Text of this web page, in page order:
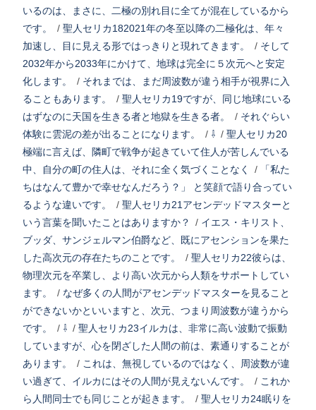
いるのは、まさに、二極の別れ目に全てが混在しているから
です。
/ 聖人セリカ182021年の冬至以降の二極化は、年々
加速し、目に見える形ではっきりと現れてきます。
/ そして
2032年から2033年にかけて、地球は完全に５次元へと安定
化します。
/ それまでは、まだ周波数が違う相手が視界に入
ることもあります。
/ 聖人セリカ19ですが、同じ地球にいる
はずなのに天国を生きる者と地獄を生きる者。
/ それぐらい
体験に雲泥の差が出ることになります。
/ ⇩ / 聖人セリカ20
極端に言えば、隣町で戦争が起きていて住人が苦しんでいる
中、自分の町の住人は、それに全く気づくことなく
/
「私た
ちはなんて豊かで幸せなんだろう？」 と笑顔で語り合ってい
るような違いです。
/ 聖人セリカ21アセンデッドマスターと
いう言葉を聞いたことはありますか？
/ イエス・キリスト、
ブッダ、サンジェルマン伯爵など、既にアセンションを果た
した高次元の存在たちのことです。
/ 聖人セリカ22彼らは、
物理次元を卒業し、より高い次元から人類をサポートしてい
ます。
/ なぜ多くの人間がアセンデッドマスターを見ること
ができないかといいますと、次元、つまり周波数が違うから
です。
/ ⇩ / 聖人セリカ23イルカは、非常に高い波動で振動
していますが、心を閉ざした人間の前は、素通りすることが
あります。
/ これは、無視しているのではなく、周波数が違
い過ぎて、イルカにはその人間が見えないんです。
/ これか
ら人間同士でも同じことが起きます。
/ 聖人セリカ24眠りを